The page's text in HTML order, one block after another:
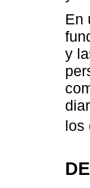
En
y
los